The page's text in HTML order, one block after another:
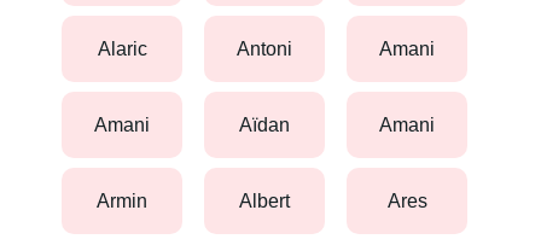
alaric antoni amani
amani aïdan amani
armin albert ares